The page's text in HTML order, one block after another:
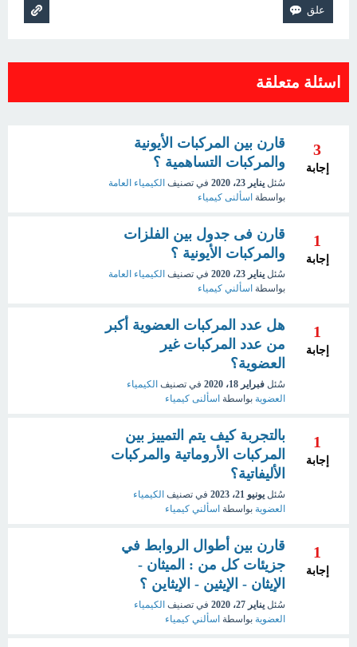
اسئلة متعلقة
3
إجابة
قارن بين المركبات الأيونية
والمركبات التساهمية ؟
سُئل يناير 23، 2020 في تصنيف الكيمياء العامة
بواسطة اسألنى كيمياء
1
إجابة
قارن فى جدول بين الفلزات
والمركبات الأيونية ؟
سُئل يناير 23، 2020 في تصنيف الكيمياء العامة
بواسطة اسألني كيمياء
1
إجابة
هل عدد المركبات العضوية أكبر
من عدد المركبات غير
العضوية؟
سُئل فبراير 18، 2020 في تصنيف الكيمياء
العضوية بواسطة اسألنى كيمياء
1
إجابة
بالتجربة كيف يتم التمييز بين
المركبات الأروماتية والمركبات
الأليفاتية؟
سُئل يونيو 21، 2023 في تصنيف الكيمياء
العضوية بواسطة اسألني كيمياء
1
إجابة
قارن بين أطوال الروابط في
جزيئات كل من : الميثان -
الإيثان - الإيثين - الإيثاين ؟
سُئل يناير 27، 2020 في تصنيف الكيمياء
العضوية بواسطة اسألني كيمياء